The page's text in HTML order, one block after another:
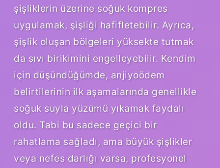
şişliklerin üzerine soğuk kompres
uygulamak, şişliği hafifletebilir. Ayrıca,
şişlik oluşan bölgeleri yüksekte tutmak
da sıvı birikimini engelleyebilir. Kendim
için düşündüğümde, anjiyoödem
belirtilerinin ilk aşamalarında genellikle
soğuk suyla yüzümü yıkamak faydalı
oldu. Tabi bu sadece geçici bir
rahatlama sağladı, ama büyük şişlikler
veya nefes darlığı varsa, profesyonel